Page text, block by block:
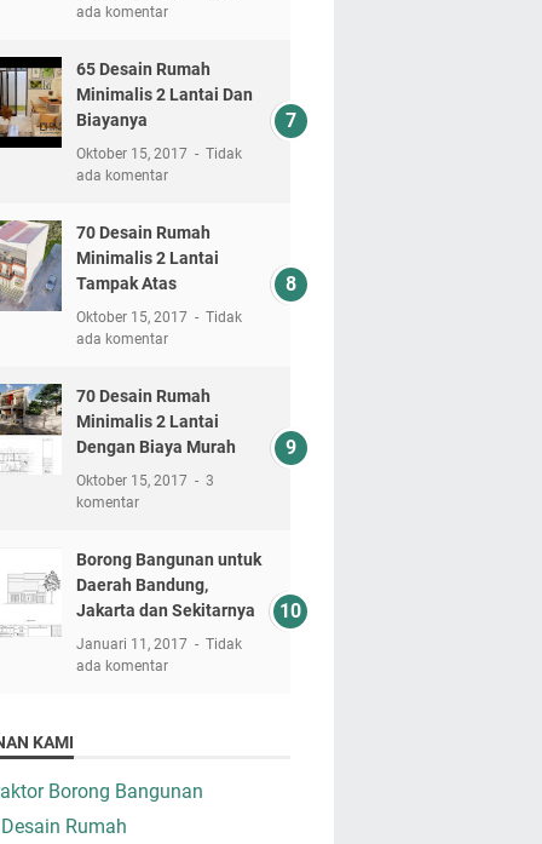
ada komentar
65 Desain Rumah
Minimalis 2 Lantai Dan
Biayanya
Oktober 15, 2017
Tidak
ada komentar
70 Desain Rumah
Minimalis 2 Lantai
Tampak Atas
Oktober 15, 2017
Tidak
ada komentar
70 Desain Rumah
Minimalis 2 Lantai
Dengan Biaya Murah
Oktober 15, 2017
3
komentar
Borong Bangunan untuk
Daerah Bandung,
Jakarta dan Sekitarnya
Januari 11, 2017
Tidak
ada komentar
KAMI
Borong Bangunan
Rumah